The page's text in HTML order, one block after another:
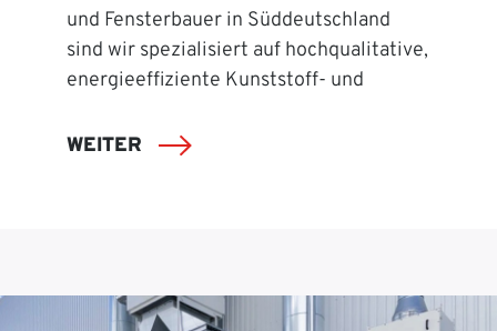
und Fensterbauer in Süddeutschland
sind wir spezialisiert auf hochqualitative,
energieeffiziente Kunststoff- und
WEITER